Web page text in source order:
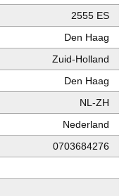
2555 ES
Den Haag
Zuid-Holland
Den Haag
NL-ZH
Nederland
0703684276